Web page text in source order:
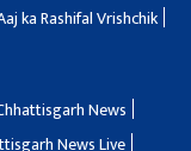
ka Rashifal Vrishchik
News
News Live